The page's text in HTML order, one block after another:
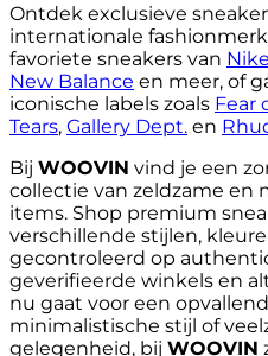
Ontdek exclusieve
internationale
favoriete sneakers van Nike
New Balance en meer, of
iconische labels zoals Fear
Tears, Gallery Dept. en
Bij WOOVIN vind je een
collectie van zeldzame en
items. Shop premium
verschillende stijlen,
gecontroleerd op
geverifieerde winkels en
nu gaat voor een
minimalistische stijl of
gelegenheid, bij WOOVIN